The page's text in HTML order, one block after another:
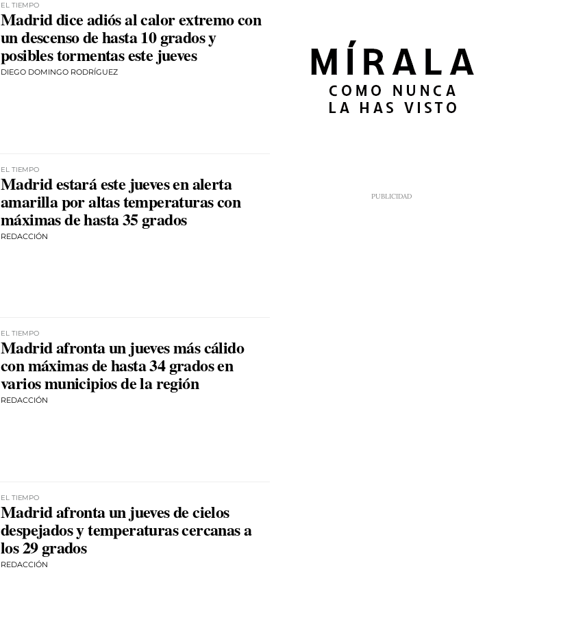
EL TIEMPO
Madrid dice adiós al calor extremo con
un descenso de hasta 10 grados y
posibles tormentas este jueves
DIEGO DOMINGO RODRÍGUEZ
EL TIEMPO
Madrid estará este jueves en alerta
amarilla por altas temperaturas con
máximas de hasta 35 grados
REDACCIÓN
EL TIEMPO
Madrid afronta un jueves más cálido
con máximas de hasta 34 grados en
varios municipios de la región
REDACCIÓN
EL TIEMPO
Madrid afronta un jueves de cielos
despejados y temperaturas cercanas a
los 29 grados
REDACCIÓN